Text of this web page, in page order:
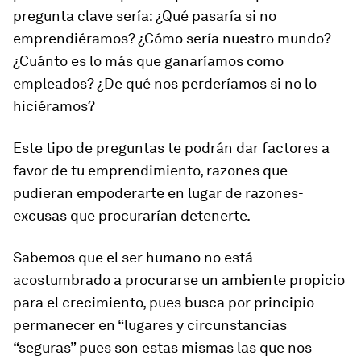
pregunta clave sería: ¿Qué pasaría si no
emprendiéramos? ¿Cómo sería nuestro mundo?
¿Cuánto es lo más que ganaríamos como
empleados? ¿De qué nos perderíamos si no lo
hiciéramos?
Este tipo de preguntas te podrán dar factores a
favor de tu emprendimiento, razones que
pudieran empoderarte en lugar de razones-
excusas que procurarían detenerte.
Sabemos que el ser humano no está
acostumbrado a procurarse un ambiente propicio
para el crecimiento, pues busca por principio
permanecer en “lugares y circunstancias
“seguras” pues son estas mismas las que nos